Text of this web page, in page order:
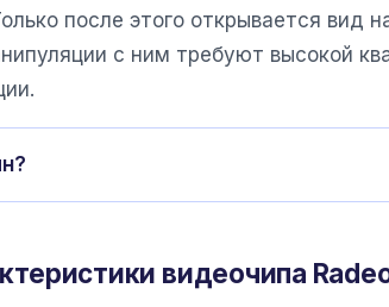
после этого открывается вид
с ним требуют высокой
видеочипа